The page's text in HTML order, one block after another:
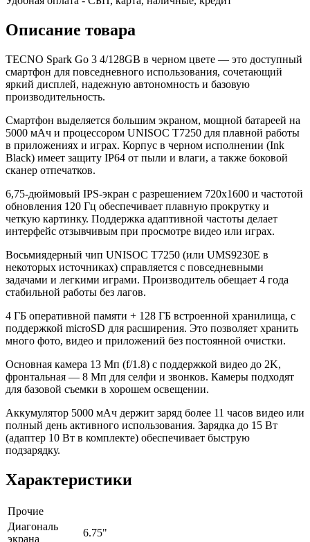
Описание товара
TECNO Spark Go 3 4/128GB в черном цвете — это доступный
смартфон для повседневного использования, сочетающий
яркий дисплей, надежную автономность и базовую
производительность.
Смартфон выделяется большим экраном, мощной батареей на
5000 мАч и процессором UNISOC T7250 для плавной работы
в приложениях и играх. Корпус в черном исполнении (Ink
Black) имеет защиту IP64 от пыли и влаги, а также боковой
сканер отпечатков.
6,75-дюймовый IPS-экран с разрешением 720x1600 и частотой
обновления 120 Гц обеспечивает плавную прокрутку и
четкую картинку. Поддержка адаптивной частоты делает
интерфейс отзывчивым при просмотре видео или играх.
Восьмиядерный чип UNISOC T7250 (или UMS9230E в
некоторых источниках) справляется с повседневными
задачами и легкими играми. Производитель обещает 4 года
стабильной работы без лагов.
4 ГБ оперативной памяти + 128 ГБ встроенной хранилища, с
поддержкой microSD для расширения. Это позволяет хранить
много фото, видео и приложений без постоянной очистки.
Основная камера 13 Мп (f/1.8) с поддержкой видео до 2K,
фронтальная — 8 Мп для селфи и звонков. Камеры подходят
для базовой съемки в хорошем освещении.
Аккумулятор 5000 мАч держит заряд более 11 часов видео или
полный день активного использования. Зарядка до 15 Вт
(адаптер 10 Вт в комплекте) обеспечивает быструю
подзарядку.
Характеристики
Прочие
Диагональ
экрана
6.75"